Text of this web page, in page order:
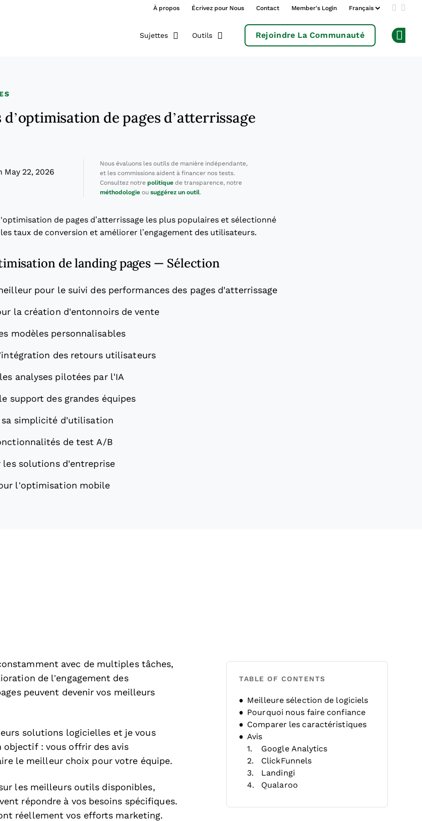
À propos Écrivez pour Nous Contact Member's Login Add us
Sujettes Outils Rejoindre La Communauté
de pages d’atterrissage
May 22, 2026
Nous évaluons les outils de manière indépendante,
et les commissions aident à financer nos tests.
Consultez notre politiquede transparence, notre
méthodologieou suggérez un outil.
de pages d’atterrissage les plus populaires et sélectionné
taux de conversion et améliorer l’engagement des utilisateurs.
de landing pages — Sélection
pour le suivi des performances des pages d'atterrissage
la création d'entonnoirs de vente
modèles personnalisables
des retours utilisateurs
analyses pilotées par l'IA
support des grandes équipes
sa simplicité d'utilisation
de test A/B
les solutions d'entreprise
l’optimisation mobile
avec de multiples tâches,
de l’engagement des
peuvent devenir vos meilleurs
solutions logicielles et je vous
objectif : vous offrir des avis
le meilleur choix pour votre équipe.
les meilleurs outils disponibles,
répondre à vos besoins spécifiques.
réellement vos efforts marketing.
TABLE OF CONTENTS
Meilleure sélection de logiciels
Pourquoi nous faire confiance
Comparer les caractéristiques
Avis
Google Analytics
ClickFunnels
Landingi
Qualaroo
Instapage